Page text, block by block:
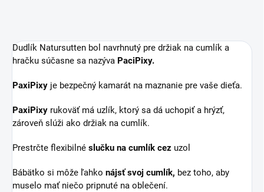
Dudlík Natursutten bol navrhnutý pre držiak na cumlík a
hračku súčasne sa nazýva PaciPixy.
PaxiPixy je bezpečný kamarát na maznanie pre vaše dieťa.
PaxiPixy rukoväť má uzlík, ktorý sa dá uchopiť a hrýzť,
zároveň slúži ako držiak na cumlík.
Prestrčte flexibilné slučku na cumlík cez uzol
Bábätko si môže ľahko nájsť svoj cumlík, bez toho, aby
muselo mať niečo pripnuté na oblečení.